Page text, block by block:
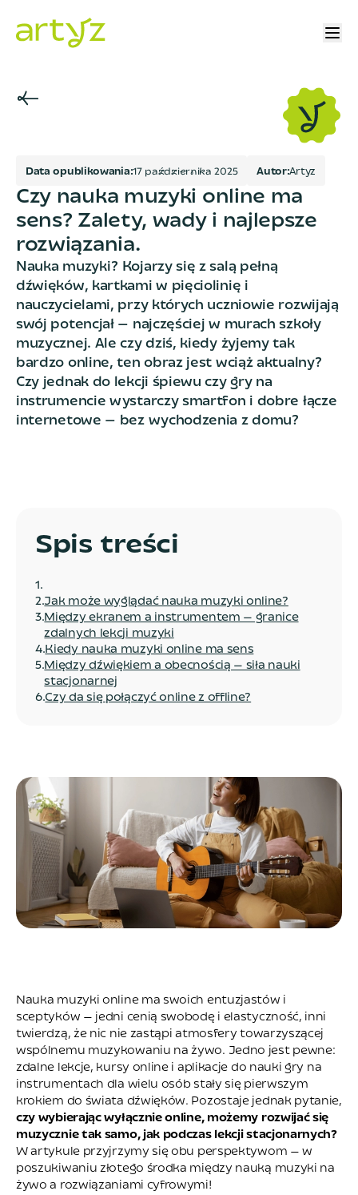
Data opublikowania:17 października 2025 Autor:Artyz
Czy nauka muzyki online ma
sens? Zalety, wady i najlepsze
rozwiązania.
Nauka muzyki? Kojarzy się z salą pełną
dźwięków, kartkami w pięciolinię i
nauczycielami, przy których uczniowie rozwijają
swój potencjał — najczęściej w murach szkoły
muzycznej. Ale czy dziś, kiedy żyjemy tak
bardzo online, ten obraz jest wciąż aktualny?
Czy jednak do lekcji śpiewu czy gry na
instrumencie wystarczy smartfon i dobre łącze
internetowe — bez wychodzenia z domu?
Spis treści
1.
2.Jak może wyglądać nauka muzyki online?
3.Między ekranem a instrumentem — granice
zdalnych lekcji muzyki
4.Kiedy nauka muzyki online ma sens
5.Między dźwiękiem a obecnością — siła nauki
stacjonarnej
6.Czy da się połączyć online z offline?
Nauka muzyki online ma swoich entuzjastów i
sceptyków — jedni cenią swobodę i elastyczność, inni
twierdzą, że nic nie zastąpi atmosfery towarzyszącej
wspólnemu muzykowaniu na żywo. Jedno jest pewne:
zdalne lekcje, kursy online i aplikacje do nauki gry na
instrumentach dla wielu osób stały się pierwszym
krokiem do świata dźwięków. Pozostaje jednak pytanie,
czy wybierając wyłącznie online, możemy rozwijać się
muzycznie tak samo, jak podczas lekcji stacjonarnych?
W artykule przyjrzymy się obu perspektywom — w
poszukiwaniu złotego środka między nauką muzyki na
żywo a rozwiązaniami cyfrowymi!